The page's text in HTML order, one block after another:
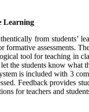
Learning
from
assessments.
tool for teaching in
the students know
is included with 3
Feedback provides
for teachers and